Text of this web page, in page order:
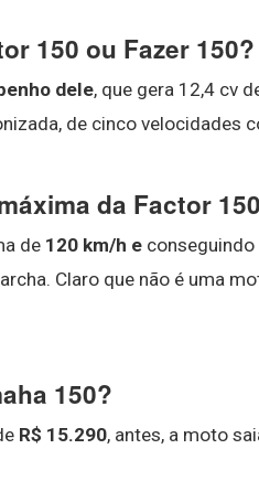
150 ou Fazer 150?
dele, que gera 12,4 cv
de cinco velocidades
da Factor
de 120 km/h e
Claro que não é uma
150?
R$ 15.290, antes, a moto